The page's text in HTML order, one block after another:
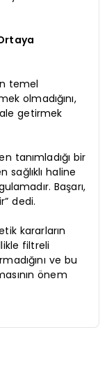
temel
olmadığını,
getirmek
tanımladığı bir
haline
Başarı,
dedi.
kararların
filtreli
ve bu
önem